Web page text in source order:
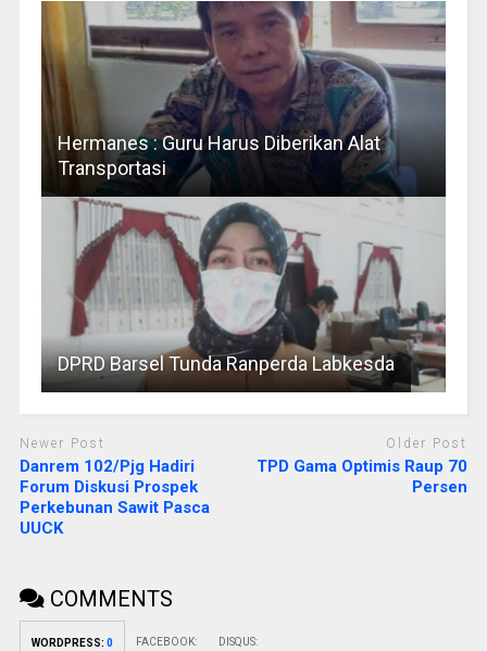
Hermanes : Guru Harus Diberikan Alat
Transportasi
DPRD Barsel Tunda Ranperda Labkesda
Newer Post
Danrem 102/Pjg Hadiri
Forum Diskusi Prospek
Perkebunan Sawit Pasca
UUCK
Older Post
TPD Gama Optimis Raup 70
Persen
COMMENTS
WORDPRESS: 0 FACEBOOK: DISQUS: